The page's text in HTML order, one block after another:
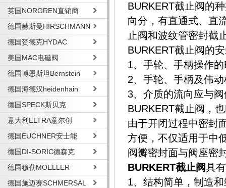
英国NORGREN直销商
德国赫斯曼HIRSCHMANN
德国贺德克HYDAC
美国MAC电磁阀
德国博恩斯坦Bernstein
德国海德汉heidenhain
德国SPECK斯贝克
意大利ELTRA意尔创
德国EUCHNER安士能
德国DI-SORIC德森克
德国穆勒MOELLER
德国施迈赛SCHMERSAL
BURKERT截止阀的
向分，有直通式、直
止阀和波纹管密封截
BURKERT截止阀的
1、手轮、手柄操作
2、手轮、手柄及伟
3、介质的流向应与
BURKERT截止阀，
由于开闭过程中密封
方便，不仅适用于中
阀瓣密封面与阀座密
BURKERT截止阀具
1、结构简单，制造